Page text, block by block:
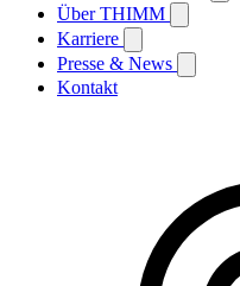
Über THIMM
Karriere
Presse & News
Kontakt